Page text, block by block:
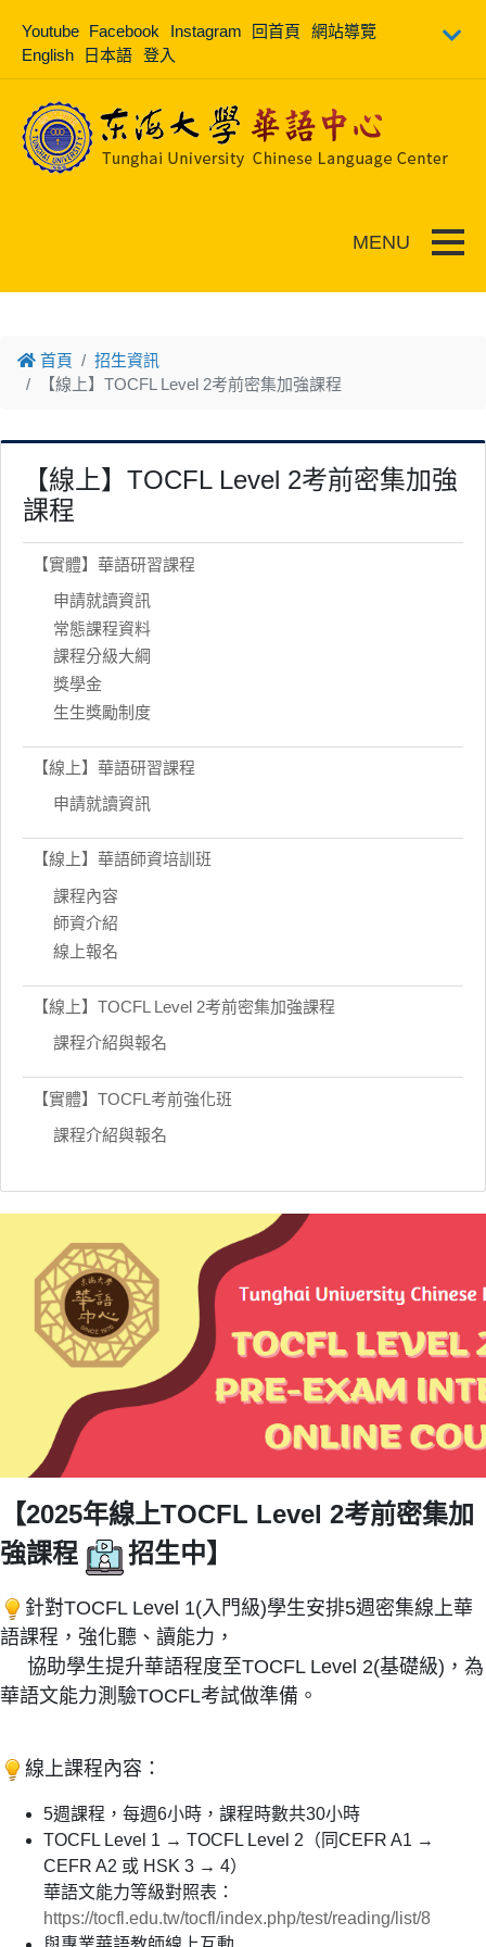
Youtube Facebook Instagram 回首頁
網站導覽
English
日本語 登入
首頁
招生資訊
【線上】TOCFL Level 2考前密集加強課程
【線上】TOCFL Level 2考前密集加強
課程
【實體】華語研習課程
申請就讀資訊
常態課程資料
課程分級大綱
獎學金
生生獎勵制度
【線上】華語研習課程
申請就讀資訊
【線上】華語師資培訓班
課程內容
師資介紹
線上報名
【線上】TOCFL Level 2考前密集加強課程
課程介紹與報名
【實體】TOCFL考前強化班
課程介紹與報名
【2025年線上TOCFL Level 2考前密集加
強課程
招生中】
針對TOCFL Level 1(入門級)學生安排5週密集線上華
語課程，強化聽、讀能力，
協助學生提升華語程度至TOCFL Level 2(基礎級)，為
華語文能力測驗TOCFL考試做準備。
線上課程內容：
5週課程，每週6小時，課程時數共30小時
TOCFL Level 1 → TOCFL Level 2（同CEFR A1 →
CEFR A2 或 HSK 3 → 4）
華語文能力等級對照表：
https://tocfl.edu.tw/tocfl/index.php/test/reading/list/8